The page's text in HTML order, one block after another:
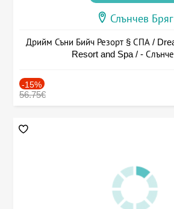
Слънчев Бряг
Дрийм Съни Бийч Резорт § СПА /
Resort and Spa / -
-15%
56.75€